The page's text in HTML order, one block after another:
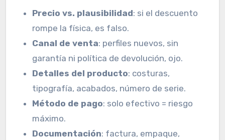
Precio vs. plausibilidad: si el descuento
rompe la física, es falso.
Canal de venta: perfiles nuevos, sin
garantía ni política de devolución, ojo.
Detalles del producto: costuras,
tipografía, acabados, número de serie.
Método de pago: solo efectivo = riesgo
máximo.
Documentación: factura, empaque,